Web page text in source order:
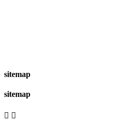
sitemap
sitemap
 